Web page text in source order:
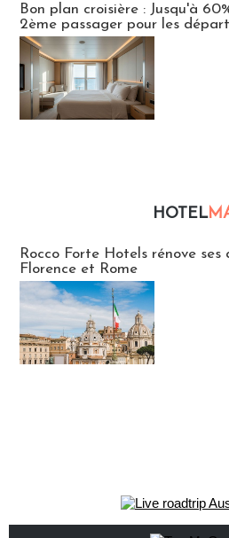
Bon plan croisière : Jusqu'à
2ème passager pour les
HOTEL
Rocco Forte Hotels rénove ses
Florence et Rome